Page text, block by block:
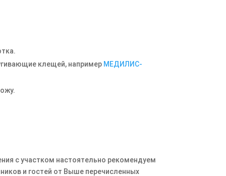
клещей, например МЕДИЛИС-
с участком настоятельно рекомендуем
и гостей от Выше перечисленных